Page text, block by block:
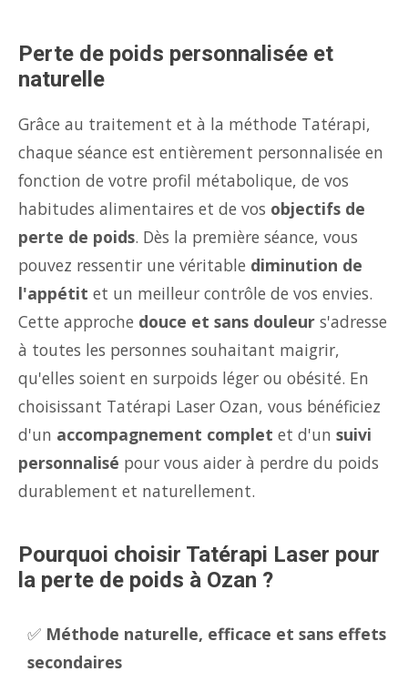
Perte de poids personnalisée et
naturelle
Grâce au traitement et à la méthode Tatérapi,
chaque séance est entièrement personnalisée en
fonction de votre profil métabolique, de vos
habitudes alimentaires et de vos objectifs de
perte de poids. Dès la première séance, vous
pouvez ressentir une véritable diminution de
l'appétit et un meilleur contrôle de vos envies.
Cette approche douce et sans douleur s'adresse
à toutes les personnes souhaitant maigrir,
qu'elles soient en surpoids léger ou obésité. En
choisissant Tatérapi Laser Ozan, vous bénéficiez
d'un accompagnement complet et d'un suivi
personnalisé pour vous aider à perdre du poids
durablement et naturellement.
Pourquoi choisir Tatérapi Laser pour
la perte de poids à Ozan ?
✅ Méthode naturelle, efficace et sans effets
secondaires